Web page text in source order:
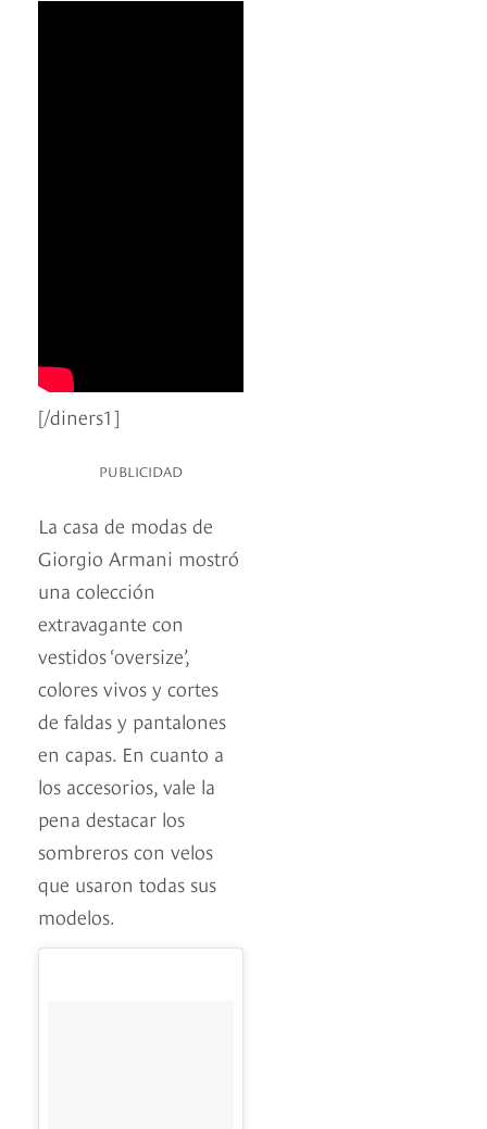
[/diners1]
PUBLICIDAD
La casa de modas de
Giorgio Armani mostró
una colección
extravagante con
vestidos ‘oversize’,
colores vivos y cortes
de faldas y pantalones
en capas. En cuanto a
los accesorios, vale la
pena destacar los
sombreros con velos
que usaron todas sus
modelos.